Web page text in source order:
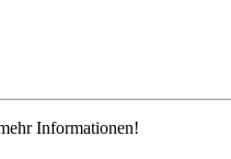
Informationen!